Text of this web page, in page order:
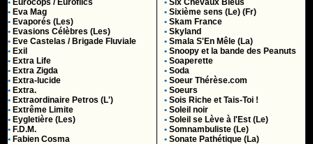
• Eurocops / Euroflics
• Eva Mag
• Evaporés (Les)
• Evasions Célèbres (Les)
• Eve Castelas / Brigade Fluviale
• Exil
• Extra Life
• Extra Zigda
• Extra-lucide
• Extra.
• Extraordinaire Petros (L')
• Extrême Limite
• Eygletière (Les)
• F.D.M.
• Fabien Cosma
• Six Chevaux Bleus
• Sixième sens (Le) (Fr)
• Skam France
• Skyland
• Smala S'En Mêle (La)
• Snoopy et la bande des Peanuts
• Soaperette
• Soda
• Soeur Thérèse.com
• Soeurs
• Sois Riche et Tais-Toi !
• Soleil noir
• Soleil se Lève à l'Est (Le)
• Somnambuliste (Le)
• Sonate Pathétique (La)